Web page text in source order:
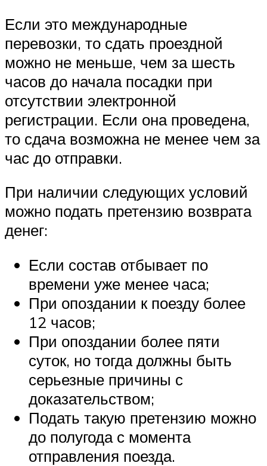
Если это международные
перевозки, то сдать проездной
можно не меньше, чем за шесть
часов до начала посадки при
отсутствии электронной
регистрации. Если она проведена,
то сдача возможна не менее чем за
час до отправки.
При наличии следующих условий
можно подать претензию возврата
денег:
Если состав отбывает по
времени уже менее часа;
При опоздании к поезду более
12 часов;
При опоздании более пяти
суток, но тогда должны быть
серьезные причины с
доказательством;
Подать такую претензию можно
до полугода с момента
отправления поезда.